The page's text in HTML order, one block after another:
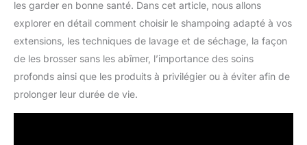
les garder en bonne santé. Dans cet article, nous allons
explorer en détail comment choisir le shampoing adapté à vos
extensions, les techniques de lavage et de séchage, la façon
de les brosser sans les abîmer, l’importance des soins
profonds ainsi que les produits à privilégier ou à éviter afin de
prolonger leur durée de vie.